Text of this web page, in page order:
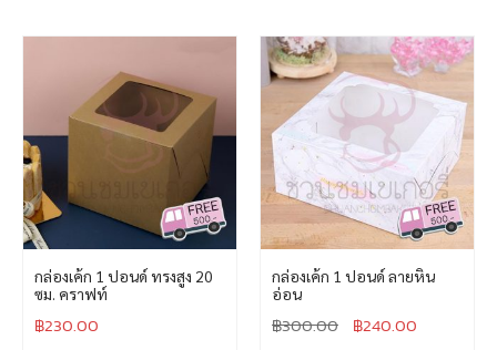
กล่องเค้ก 1 ปอนด์ ทรงสูง 20
ซม. คราฟท์
฿230.00
กล่องเค้ก 1 ปอนด์ ลายหิน
อ่อน
฿300.00 ฿240.00